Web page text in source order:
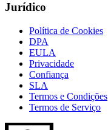
Jurídico
Política de Cookies
DPA
EULA
Privacidade
Confiança
SLA
Termos e Condições
Termos de Serviço